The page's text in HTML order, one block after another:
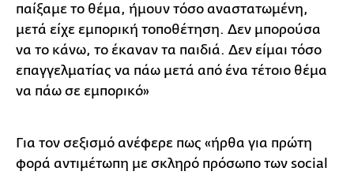
παίξαμε το θέμα, ήμουν τόσο αναστατωμένη,
μετά είχε εμπορική τοποθέτηση. Δεν μπορούσα
να το κάνω, το έκαναν τα παιδιά. Δεν είμαι τόσο
επαγγελματίας να πάω μετά από ένα τέτοιο θέμα
να πάω σε εμπορικό»
Για τον σεξισμό ανέφερε πως «ήρθα για πρώτη
φορά αντιμέτωπη με σκληρό πρόσωπο των social